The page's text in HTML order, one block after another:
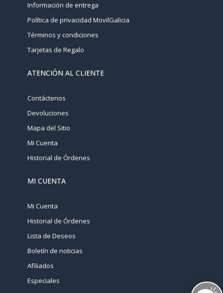
Información de entrega
Política de privacidad MovilGalicia
Términos y condiciones
Tarjetas de Regalo
ATENCIÓN AL CLIENTE
Contáctenos
Devoluciones
Mapa del Sitio
Mi Cuenta
Historial de Órdenes
MI CUENTA
Mi Cuenta
Historial de Órdenes
Lista de Deseos
Boletín de noticias
Afiliados
Especiales